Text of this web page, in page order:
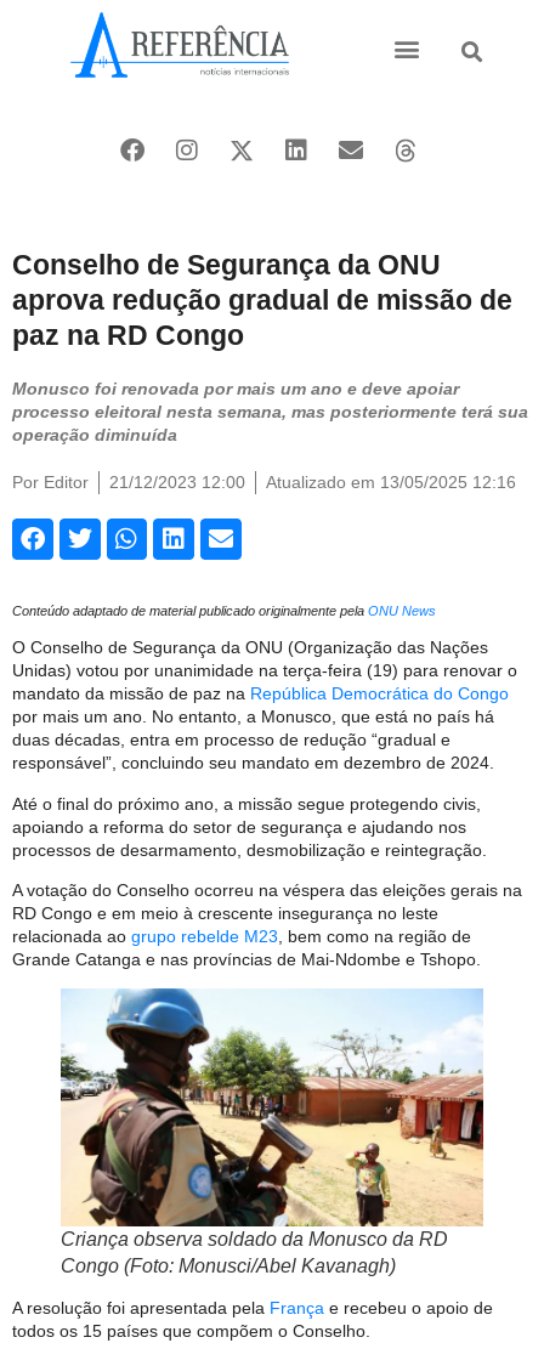
Conselho de Segurança da ONU
aprova redução gradual de missão de
paz na RD Congo
Monusco foi renovada por mais um ano e deve apoiar
processo eleitoral nesta semana, mas posteriormente terá sua
operação diminuída
Por Editor 21/12/2023 12:00 Atualizado em 13/05/2025 12:16
Conteúdo adaptado de material publicado originalmente pela ONU News
O Conselho de Segurança da ONU (Organização das Nações
Unidas) votou por unanimidade na terça-feira (19) para renovar o
mandato da missão de paz na República Democrática do Congo
por mais um ano. No entanto, a Monusco, que está no país há
duas décadas, entra em processo de redução “gradual e
responsável”, concluindo seu mandato em dezembro de 2024.
Até o final do próximo ano, a missão segue protegendo civis,
apoiando a reforma do setor de segurança e ajudando nos
processos de desarmamento, desmobilização e reintegração.
A votação do Conselho ocorreu na véspera das eleições gerais na
RD Congo e em meio à crescente insegurança no leste
relacionada ao grupo rebelde M23 , bem como na região de
Grande Catanga e nas províncias de Mai-Ndombe e Tshopo.
Criança observa soldado da Monusco da RD
Congo (Foto: Monusci/Abel Kavanagh)
A resolução foi apresentada pela França e recebeu o apoio de
todos os 15 países que compõem o Conselho.